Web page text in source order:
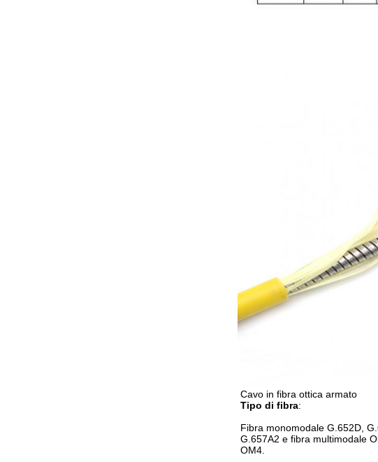
Cavo in fibra ottica armato
Tipo di fibra:
Fibra monomodale G.652D,
G.657A2 e fibra multimodale
OM4.